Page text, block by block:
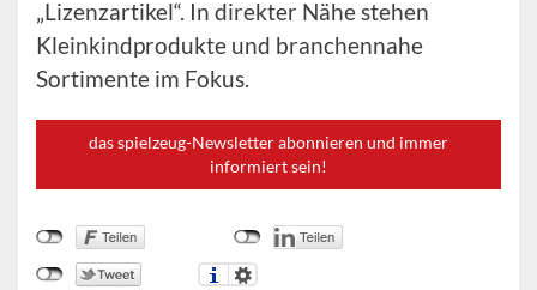
„Lizenzartikel“. In direkter Nähe stehen
Kleinkindprodukte und branchennahe
Sortimente im Fokus.
das spielzeug-Newsletter abonnieren und immer
informiert sein!